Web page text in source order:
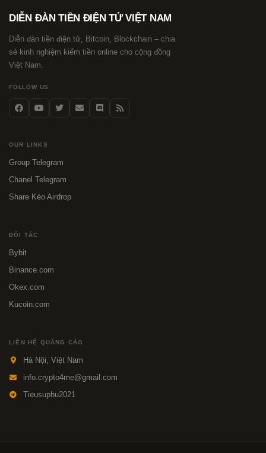
DIỄN ĐÀN TIỀN ĐIỆN TỬ VIỆT NAM
Diễn đàn tiền điện tử, Bitcoin, Blockchain – chia
sẻ kinh nghiệm kiếm tiền online cho cộng đồng
Việt Nam.
FOLLOW US
OUR LINKS
Group Telegram
Chanel Telegram
Share Kèo Airdrop
ĐỐI TÁC
Bybit
Binance.com
Okex.com
Kucoin.com
LIÊN HỆ QUẢNG CÁO
Hà Nội, Việt Nam
info.crypto4me@gmail.com
Tieusuphu2021